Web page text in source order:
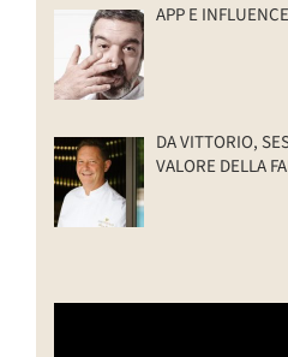
APP E
DA VITTORIO,
VALORE DELLA